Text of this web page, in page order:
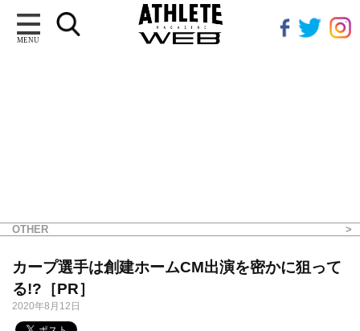
MENU
OTHER
カープ選手は創建ホームCM出演を密かに狙って
る!?［PR］
2020年8月12日